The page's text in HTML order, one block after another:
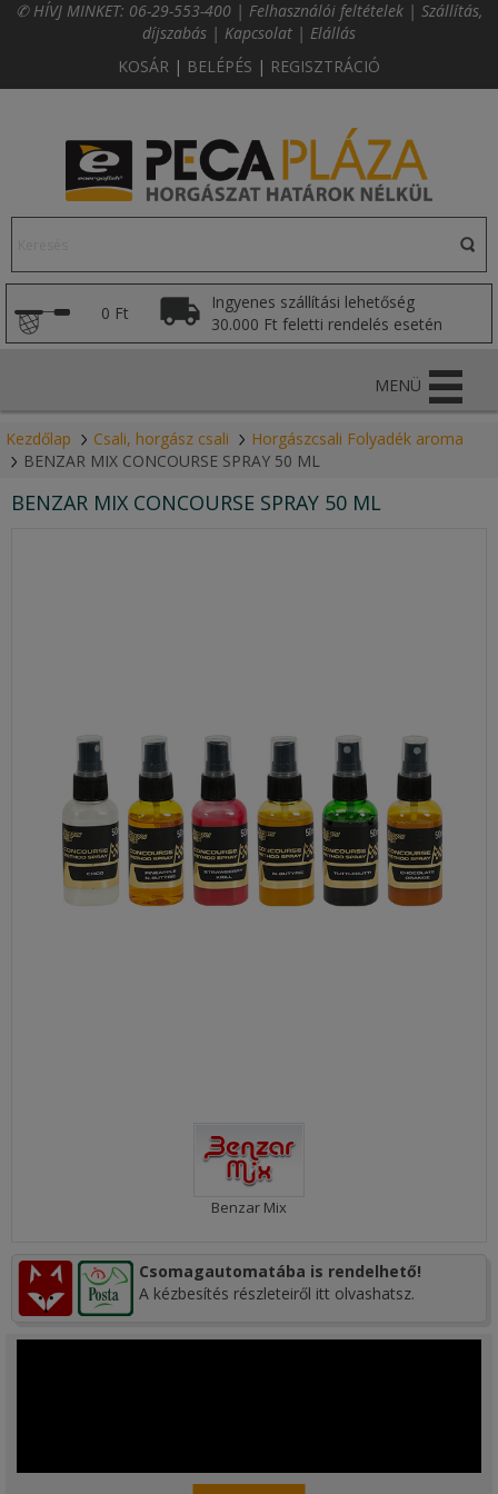
✆ HÍVJ MINKET: 06-29-553-400 | Felhasználói feltételek | Szállítás,
díjszabás | Kapcsolat | Elállás
KOSÁR | BELÉPÉS | REGISZTRÁCIÓ
0 Ft
Ingyenes szállítási lehetőség
30.000 Ft feletti rendelés esetén
MENÜ
Kezdőlap Csali, horgász csali
Horgászcsali Folyadék aroma
BENZAR MIX CONCOURSE SPRAY 50 ML
BENZAR MIX CONCOURSE SPRAY 50 ML
Benzar Mix
Csomagautomatába is rendelhető!
A kézbesítés részleteiről itt olvashatsz.